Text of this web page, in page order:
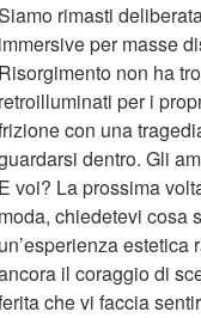
rimasti
immersive per masse
Risorgimento non ha
retroilluminati per i
con una
dentro. Gli
E voi? La prossima
moda, chiedetevi cosa
un’esperienza
il coraggio di
che vi faccia